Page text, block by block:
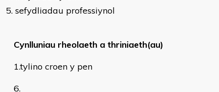
sefydliadau professiynol
Cynlluniau rheolaeth a thriniaeth(au)
1.tylino croen y pen